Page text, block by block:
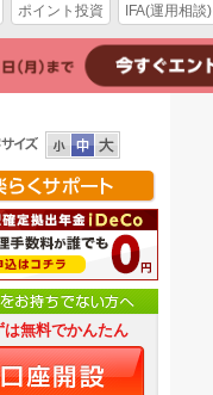
ポイント投資 IFA(運用相談)
は無料でかんたん